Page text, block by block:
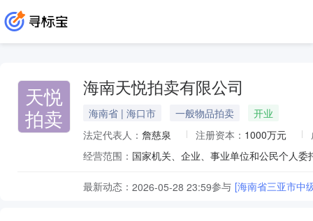
天悦
拍卖
海南天悦拍卖有限公司
海南省 | 海口市 一般物品拍卖
开业
法定代表人： 詹慈泉 注册资本： 1000万元
经营范围：
最新动态： 2026-05-28 23:59参与 [海南省三亚市中